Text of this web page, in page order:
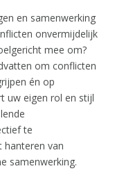
en samenwerking
onvermijdelijk
mee om?
om conflicten
én op
uw eigen rol en stijl
te
hanteren van
samenwerking.